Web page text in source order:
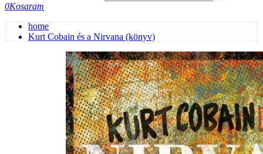
0Kosaram
home
Kurt Cobain és a Nirvana (könyv)